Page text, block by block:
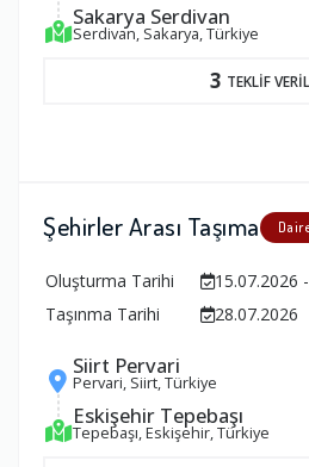
Sakarya Serdivan
Serdivan, Sakarya, Türkiye
3 TEKLİF
Şehirler Arası Taşıma
Oluşturma Tarihi
15.07.2026
Taşınma Tarihi
28.07.2026
Siirt Pervari
Pervari, Siirt, Türkiye
Eskişehir Tepebaşı
Tepebaşı, Eskişehir, Türkiye